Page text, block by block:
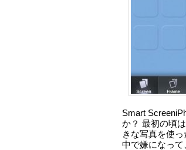
Smart
か？ 最初の頃
きな写真を使
中で嫌になっ